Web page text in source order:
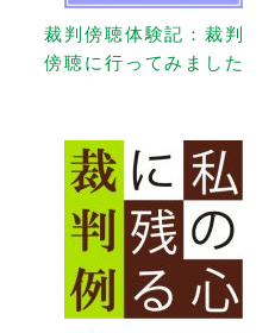
裁判傍聴体験記：裁判
傍聴に行ってみました